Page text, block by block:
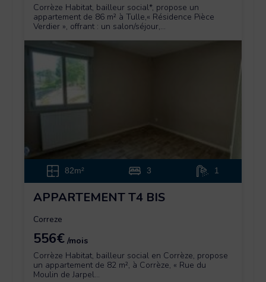
Corrèze Habitat, bailleur social*, propose un
appartement de 86 m² à Tulle,« Résidence Pièce
Verdier », offrant : un salon/séjour,...
82m² 3 1
APPARTEMENT T4 BIS
Correze
556€ /mois
Corrèze Habitat, bailleur social en Corrèze, propose
un appartement de 82 m², à Corrèze, « Rue du
Moulin de Jarpel...